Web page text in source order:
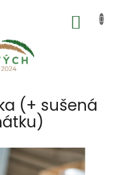
(+ sušená